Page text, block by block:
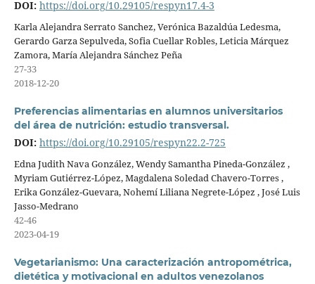
DOI: https://doi.org/10.29105/respyn17.4-3
Karla Alejandra Serrato Sanchez, Verónica Bazaldúa Ledesma,
Gerardo Garza Sepulveda, Sofia Cuellar Robles, Leticia Márquez
Zamora, María Alejandra Sánchez Peña
27-33
2018-12-20
Preferencias alimentarias en alumnos universitarios
del área de nutrición: estudio transversal.
DOI: https://doi.org/10.29105/respyn22.2-725
Edna Judith Nava González, Wendy Samantha Pineda-González ,
Myriam Gutiérrez-López, Magdalena Soledad Chavero-Torres ,
Erika González-Guevara, Nohemí Liliana Negrete-López , José Luis
Jasso-Medrano
42-46
2023-04-19
Vegetarianismo: Una caracterización antropométrica,
dietética y motivacional en adultos venezolanos